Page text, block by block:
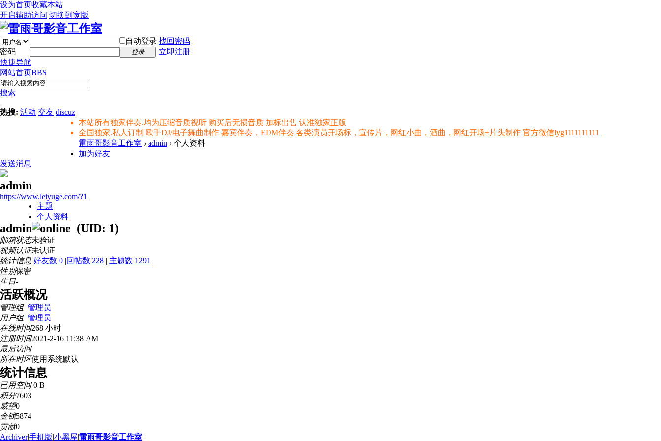
设为首页收藏本站
开启辅助访问 切换到宽版
自动登录 找回密码
密码
登录
立即注册
快捷导航
网站首页BBS
搜索
热搜: 活动 交友 discuz
本站所有独家伴奏.均为压缩音质视听 购买后无损音质 加标出售 认准独家正版
全国独家.私人订制 歌手DJ/电子舞曲制作 嘉宾伴奏，EDM伴奏 各类演员开场标，宣传片，网红小曲，酒曲，网红开场+片头制作 官方微信lyg1111111111
雷雨哥影音工作室 › admin › 个人资料
加为好友
发送消息
admin
https://www.leiyuge.com/?1
主题
个人资料
admin (UID: 1)
邮箱状态未验证
视频认证未认证
统计信息 好友数 0 |回帖数 228 | 主题数 1291
性别保密
生日-
活跃概况
管理组 管理员
用户组 管理员
在线时间268 小时
注册时间2021-2-16 11:38 AM
最后访问
所在时区使用系统默认
统计信息
已用空间0 B
积分7603
威望0
金钱5874
贡献0
Archiver|手机版|小黑屋|雷雨哥影音工作室